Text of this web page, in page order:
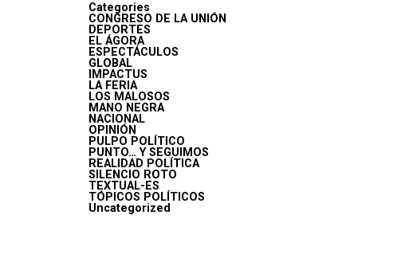
Categories
CONGRESO DE LA UNIÓN
DEPORTES
EL ÁGORA
ESPECTÁCULOS
GLOBAL
IMPACTUS
LA FERIA
LOS MALOSOS
MANO NEGRA
NACIONAL
OPINIÓN
PULPO POLÍTICO
PUNTO… Y SEGUIMOS
REALIDAD POLÍTICA
SILENCIO ROTO
TEXTUAL-ES
TÓPICOS POLÍTICOS
Uncategorized